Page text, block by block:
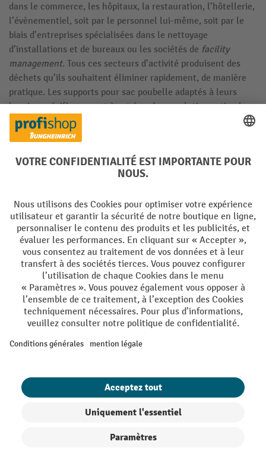
dans le commerce, les hôpitaux, la restauration, l’hôtellerie,
l’évènementiel, soit par le personnel lui-même, soit par le
biais d’entreprises spécialisées dans le nettoyage
d’installations et de bureaux ou les sociétés de facility
management. Tous ces secteurs d’activité produisent des
déchets qu’ils souhaitent éliminer rapidement, de manière
pratique. Les supports pour sac poubelle adaptés à leurs
besoins spécifiques sont à cet égard une solution optimale,
pratique et abordable.
Pour la collecte de déchets dans les bureaux, le vidage des
corbeilles à papier, les excédents de matériaux en atelier ou
restauration et les cantines, les supports sac poubelle sont
non seulement pratiques et abordables, ils permettent
surtout un remplacement rapide des sacs poubelle pleins.
Ainsi, renforcent-ils l’efficacité et l’hygiène sur le lieu de
travail ainsi que la rapidité denettoyage . Ils sont aussi
indirectement garants d’une sécurité accrue ; par exemple,
sur un poste de travail d’une chaîne de montage, en offrant
la possibilité d’éliminer directement les surplus de
matériaux ou autres déchets, et d’éviter ainsi qu’ils
ont tous une structure relativement légère réalisée en
qu’aux conditions intérieures et extérieures où se trouve le
support : acier poudré, acier inoxydable, acier galvanisé, en